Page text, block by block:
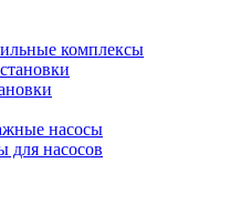
комплексы
насосы
для насосов